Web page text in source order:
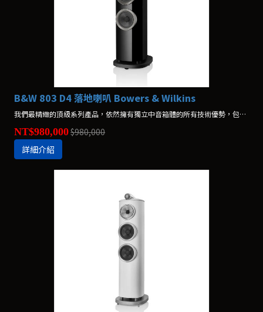
B&W 803 D4 落地喇叭 Bowers & Wilkins
我們最精緻的頂級系列產品，依然擁有獨立中音箱體的所有技術優勢，包含Turbine™中音殼和去耦合結構。其略為纖細的外型，更易結合各種居家環境。
NT$980,000$980,000
詳細介紹